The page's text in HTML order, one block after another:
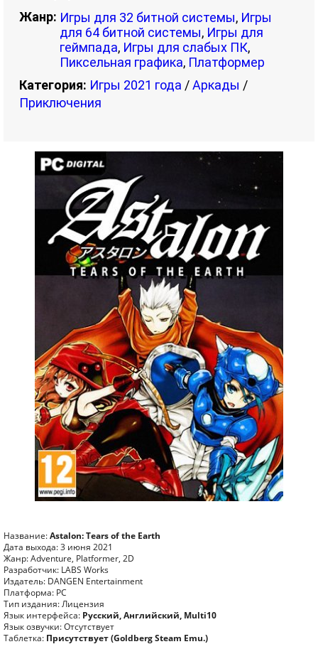
Жанр: Игры для 32 битной системы, Игры
для 64 битной системы, Игры для
геймпада, Игры для слабых ПК,
Пиксельная графика, Платформер
Категория: Игры 2021 года /Аркады /
Приключения
Название:Astalon: Tears of the Earth
Дата выхода: 3 июня 2021
Жанр: Adventure, Platformer, 2D
Разработчик: LABS Works
Издатель: DANGEN Entertainment
Платформа: PC
Тип издания: Лицензия
Язык интерфейса: Русский, Английский, Multi10
Язык озвучки: Отсутствует
Таблетка: Присутствует (Goldberg Steam Emu.)